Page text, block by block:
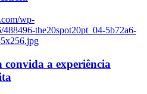
wp-
488496-the20spot20pt_04-5b72a6-
a experiência